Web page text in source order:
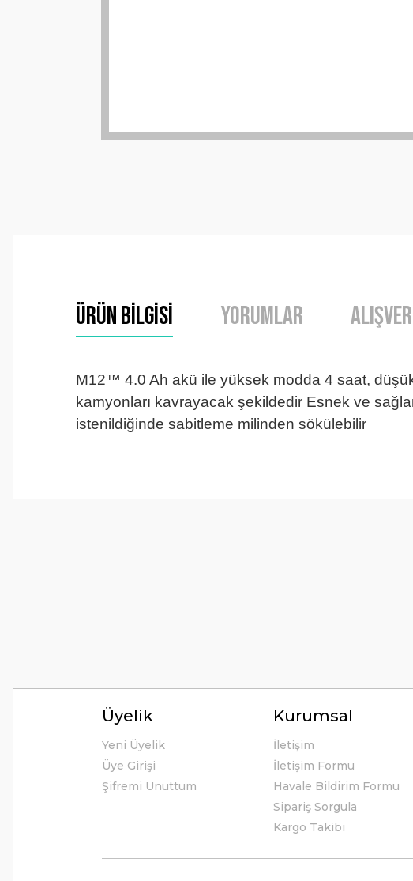
Ürün Bilgisi Yorumlar
M12™ 4.0 Ah akü ile yüksek modda 4 saat,
kamyonları kavrayacak şekildedir Esnek ve
istenildiğinde sabitleme milinden sökülebilir
Kesinlikle Hem Ürünü hem de firmayı tavsiye ederim. Gayet ilgili ve
Teşekkürler ilgi alaka süper.
Üyelik
Yeni Üyelik
Üye Girişi
Şifremi Unuttum
Kurumsal
İletişim
İletişim Formu
Havale Bildirim Formu
Sipariş Sorgula
Kargo Takibi